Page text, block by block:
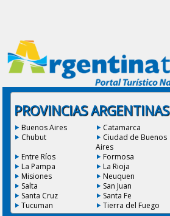
PROVINCIAS ARGENTINAS
Buenos Aires Catamarca
Chubut
Ciudad de Buenos
Aires
Entre Ríos
Formosa
La Pampa
La Rioja
Misiones
Neuquen
Salta
San Juan
Santa Cruz
Santa Fe
Tucuman
Tierra del Fuego